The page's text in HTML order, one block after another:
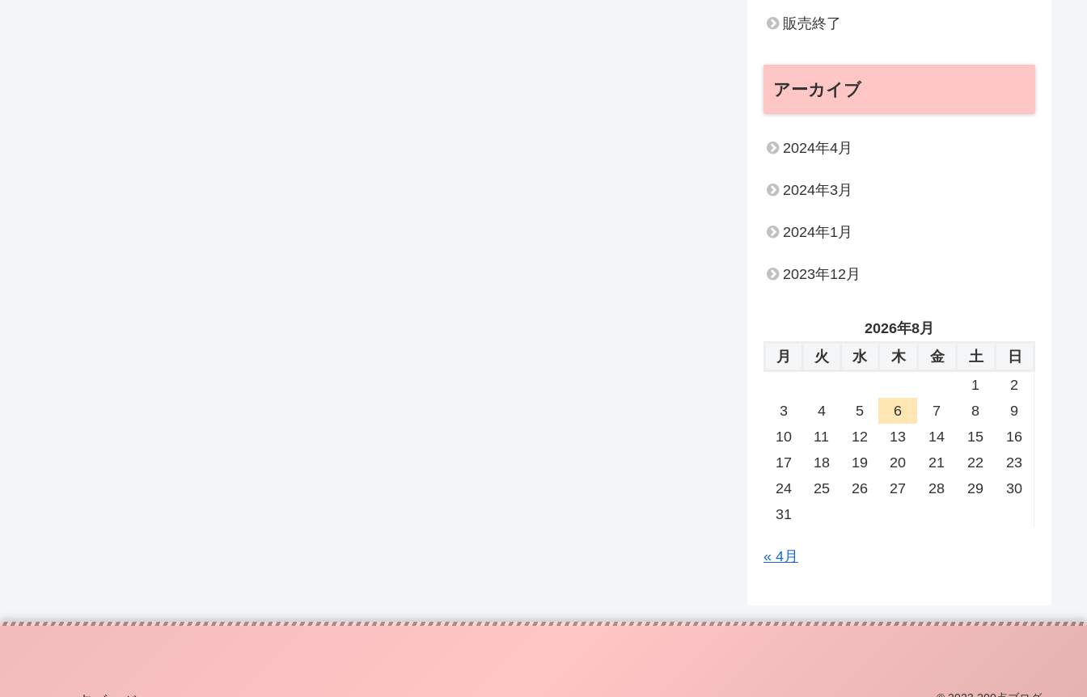
販売終了
アーカイブ
2024年4月
2024年3月
2024年1月
2023年12月
2026年8月
月
火 水 木 金 土
日
1
2
3
4 5 6 7 8
9
10
11 12 13 14 15
16
17
18 19 20 21 22
23
24
25 26 27 28 29
30
31
« 4月